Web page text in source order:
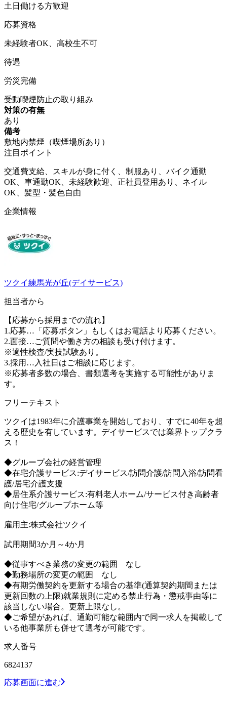
土日働ける方歓迎
応募資格
未経験者OK、高校生不可
待遇
労災完備
受動喫煙防止の取り組み
対策の有無
あり
備考
敷地内禁煙（喫煙場所あり）
注目ポイント
交通費支給、スキルが身に付く、制服あり、バイク通勤
OK、車通勤OK、未経験歓迎、正社員登用あり、ネイル
OK、髪型・髪色自由
企業情報
ツクイ練馬光が丘(デイサービス)
担当者から
【応募から採用までの流れ】
1.応募…「応募ボタン」もしくはお電話より応募ください。
2.面接…ご質問や働き方の相談も受け付けます。
※適性検査/実技試験あり。
3.採用…入社日はご相談に応じます。
※応募者多数の場合、書類選考を実施する可能性がありま
す。
フリーテキスト
ツクイは1983年に介護事業を開始しており、すでに40年を超
える歴史を有しています。デイサービスでは業界トップクラ
ス！
◆グループ会社の経営管理
◆在宅介護サービス:デイサービス/訪問介護/訪問入浴/訪問看
護/居宅介護支援
◆居住系介護サービス:有料老人ホーム/サービス付き高齢者
向け住宅/グループホーム等
雇用主:株式会社ツクイ
試用期間3か月～4か月
◆従事すべき業務の変更の範囲 なし
◆勤務場所の変更の範囲 なし
◆有期労働契約を更新する場合の基準(通算契約期間または
更新回数の上限)就業規則に定める禁止行為・懲戒事由等に
該当しない場合。更新上限なし。
◆ご希望があれば、通勤可能な範囲内で同一求人を掲載して
いる他事業所も併せて選考が可能です。
求人番号
6824137
応募画面に進む